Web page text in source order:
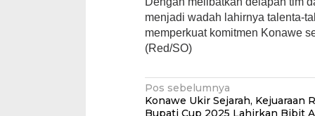
menjadi wadah lahirnya talenta-
memperkuat komitmen Konawe
(Red/SO)
Navigasi
pos
Pos sebelumnya
Konawe Ukir Sejarah, Kejuaraan
Bupati Cup 2025 Lahirkan Bibit